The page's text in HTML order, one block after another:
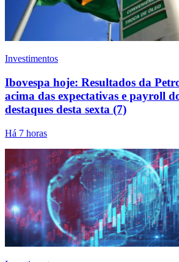
Investimentos
Ibovespa hoje: Resultados da
acima das expectativas e payroll
destaques desta sexta (7)
Há 7 horas